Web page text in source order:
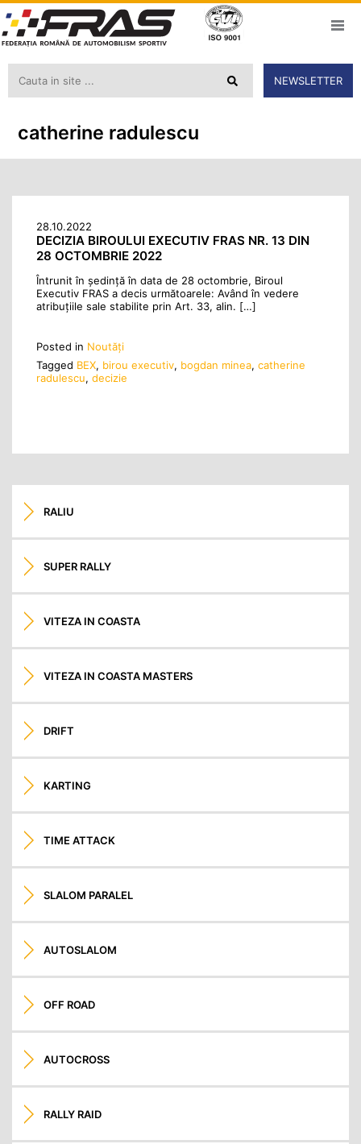
NEWSLETTER
catherine radulescu
28.10.2022
DECIZIA BIROULUI EXECUTIV FRAS NR. 13 DIN
28 OCTOMBRIE 2022
Întrunit în şedinţă în data de 28 octombrie, Biroul
Executiv FRAS a decis următoarele: Având în vedere
atribuțiile sale stabilite prin Art. 33, alin. […]
Posted in Noutăţi
Tagged BEX, birou executiv, bogdan minea, catherine
radulescu, decizie
RALIU
SUPER RALLY
VITEZA IN COASTA
VITEZA IN COASTA MASTERS
DRIFT
KARTING
TIME ATTACK
SLALOM PARALEL
AUTOSLALOM
OFF ROAD
AUTOCROSS
RALLY RAID